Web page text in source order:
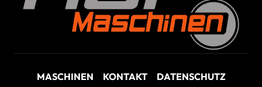
MASCHINEN KONTAKT DATENSCHUTZ